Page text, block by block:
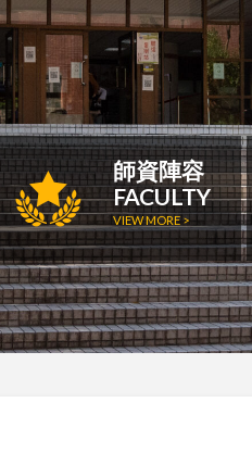
師資陣容
FACULTY
VIEW MORE >